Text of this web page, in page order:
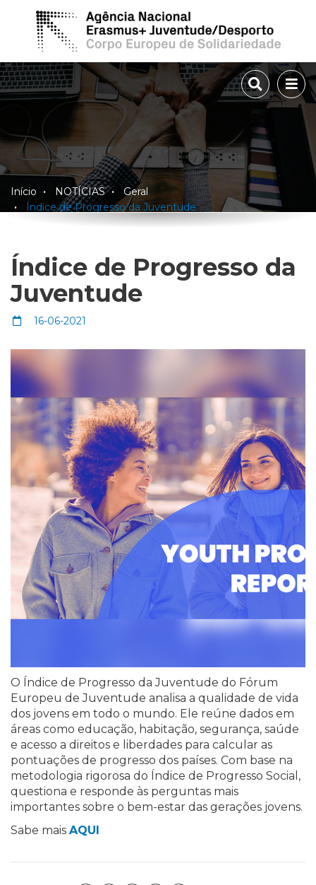
TOGGLE
Início NOTÍCIAS
Geral
Índice de Progresso da Juventude
Índice de Progresso da
Juventude
16-06-2021
O Índice de Progresso da Juventude do Fórum
Europeu de Juventude analisa a qualidade de vida
dos jovens em todo o mundo. Ele reúne dados em
áreas como educação, habitação, segurança, saúde
e acesso a direitos e liberdades para calcular as
pontuações de progresso dos países. Com base na
metodologia rigorosa do Índice de Progresso Social,
questiona e responde às perguntas mais
importantes sobre o bem-estar das gerações jovens.
Sabe mais AQUI